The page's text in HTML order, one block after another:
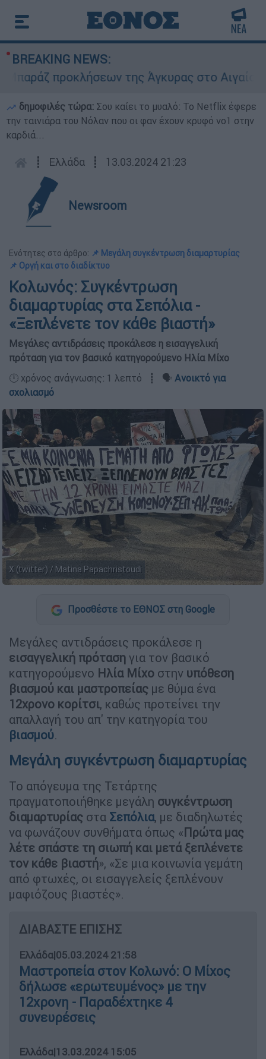
BREAKING NEWS:
προκλήσεων της Άγκυρας στο Αιγαίο:
δημοφιλές τώρα: Σου καίει το μυαλό: Το Netflix έφερε
την ταινιάρα του Νόλαν που οι φαν έχουν κρυφό νο1 στην
καρδιά...
┋ Ελλάδα ┋ 13.03.2024 21:23
Newsroom
Ενότητες στο άρθρο: 📌 Μεγάλη συγκέντρωση διαμαρτυρίας
📌 Οργή και στο διαδίκτυο
Κολωνός: Συγκέντρωση
διαμαρτυρίας στα Σεπόλια -
«Ξεπλένετε τον κάθε βιαστή»
Μεγάλες αντιδράσεις προκάλεσε η εισαγγελική
πρόταση για τον βασικό κατηγορούμενο Ηλία Μίχο
🕛 χρόνος ανάγνωσης: 1 λεπτό ┋ 🗣️ Ανοικτό για
σχολιασμό
Χ (twitter) / Matina Papachristoudi
Προσθέστε το ΕΘΝΟΣ στη Google
Μεγάλες αντιδράσεις προκάλεσε η
εισαγγελική πρόταση για τον βασικό
κατηγορούμενο Ηλία Μίχο στην υπόθεση
βιασμού και μαστροπείας με θύμα ένα
12χρονο κορίτσι, καθώς προτείνει την
απαλλαγή του απ' την κατηγορία του
βιασμού.
Μεγάλη συγκέντρωση διαμαρτυρίας
Το απόγευμα της Τετάρτης
πραγματοποιήθηκε μεγάλη συγκέντρωση
διαμαρτυρίας στα Σεπόλια, με διαδηλωτές
να φωνάζουν συνθήματα όπως «Πρώτα μας
λέτε σπάστε τη σιωπή και μετά ξεπλένετε
τον κάθε βιαστή», «Σε μια κοινωνία γεμάτη
από φτωχές, οι εισαγγελείς ξεπλένουν
μαφιόζους βιαστές».
ΔΙΑΒΑΣΤΕ ΕΠΙΣΗΣ
Ελλάδα|05.03.2024 21:58
Μαστροπεία στον Κολωνό: Ο Μίχος
δήλωσε «ερωτευμένος» με την
12χρονη - Παραδέχτηκε 4
συνευρέσεις
Ελλάδα|13.03.2024 15:05